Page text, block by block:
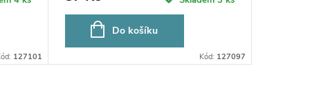
127101
Do košíku
Kód: 127097